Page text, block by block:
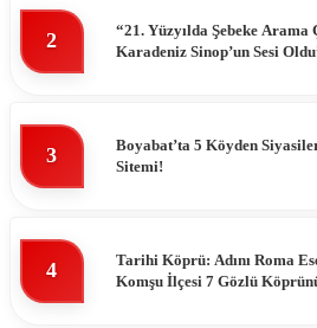
2
“21. Yüzyılda Şebeke
Karadeniz Sinop’un Sesi
3
Boyabat’ta 5 Köyden
Sitemi!
4
Tarihi Köprü: Adını Roma
Komşu İlçesi 7 Gözlü